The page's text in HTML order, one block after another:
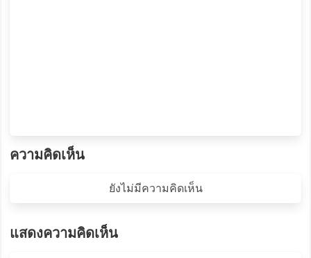
ความคิดเห็น
ยังไม่มีความคิดเห็น
แสดงความคิดเห็น